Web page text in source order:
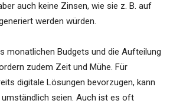
auch keine Zinsen, wie sie z. B. auf
werden würden.
monatlichen Budgets und die Aufteilung
zudem Zeit und Mühe. Für
digitale Lösungen bevorzugen, kann
seien. Auch ist es oft